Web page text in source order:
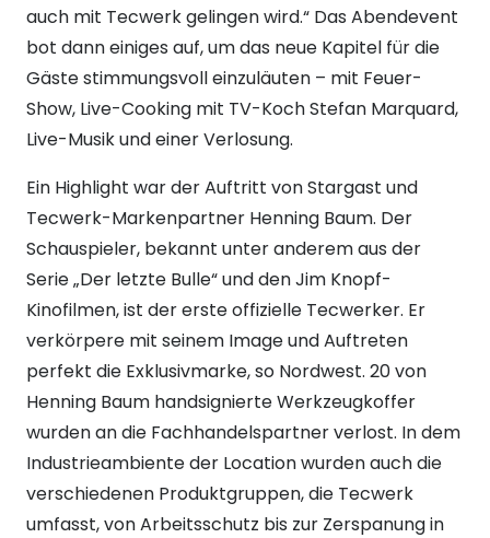
auch mit Tecwerk gelingen wird.“ Das Abendevent
bot dann einiges auf, um das neue Kapitel für die
Gäste stimmungsvoll einzuläuten – mit Feuer-
Show, Live-Cooking mit TV-Koch Stefan Marquard,
Live-Musik und einer Verlosung.
Ein Highlight war der Auftritt von Stargast und
Tecwerk-Markenpartner Henning Baum. Der
Schauspieler, bekannt unter anderem aus der
Serie „Der letzte Bulle“ und den Jim Knopf-
Kinofilmen, ist der erste offizielle Tecwerker. Er
verkörpere mit seinem Image und Auftreten
perfekt die Exklusivmarke, so Nordwest. 20 von
Henning Baum handsignierte Werkzeugkoffer
wurden an die Fachhandelspartner verlost. In dem
Industrieambiente der Location wurden auch die
verschiedenen Produktgruppen, die Tecwerk
umfasst, von Arbeitsschutz bis zur Zerspanung in